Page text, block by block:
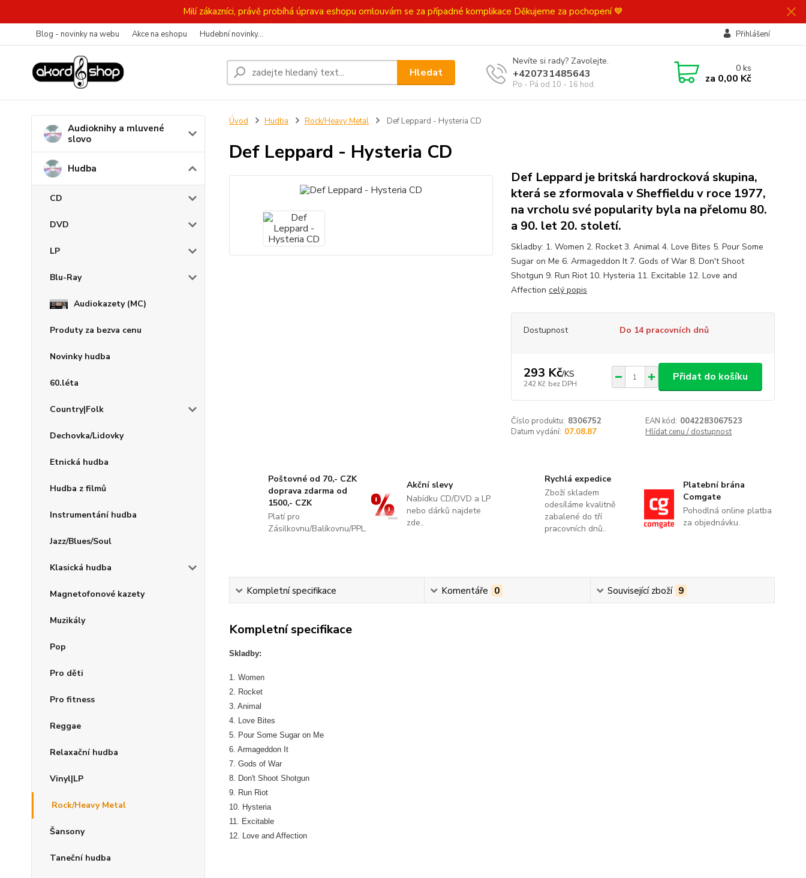
Milí zákazníci, právě probíhá úprava eshopu omlouvám se za případné komplikace Děkujeme za pochopení 💙
Blog - novinky na webu Akce na eshopu Hudební novinky... Přihlášení
Hledat
Nevíte si rady? Zavolejte.
+420731485643
Po - Pá od 10 - 16 hod.
0ks
za 0,00 Kč
Audioknihy a mluvené
slovo
Hudba
CD
DVD
LP
Blu-Ray
Audiokazety (MC)
Produty za bezva cenu
Novinky hudba
60.léta
Country|Folk
Dechovka/Lidovky
Etnická hudba
Hudba z filmů
Instrumentání hudba
Jazz/Blues/Soul
Klasická hudba
Magnetofonové kazety
Muzikály
Pop
Pro děti
Pro fitness
Reggae
Relaxační hudba
Vinyl|LP
Rock/Heavy Metal
Šansony
Taneční hudba
Úvod Hudba Rock/Heavy Metal Def Leppard - Hysteria CD
Def Leppard - Hysteria CD
Def Leppard je britská hardrocková skupina,
která se zformovala v Sheffieldu v roce 1977,
na vrcholu své popularity byla na přelomu 80.
a 90. let 20. století.
Skladby: 1. Women 2. Rocket 3. Animal 4. Love Bites 5. Pour Some
Sugar on Me 6. Armageddon It 7. Gods of War 8. Don't Shoot
Shotgun 9. Run Riot 10. Hysteria 11. Excitable 12. Love and
Affection celý popis
Dostupnost Do 14 pracovních dnů
293 Kč/KS
242 Kč bez DPH
Přidat do košíku
Číslo produktu: 8306752 EAN kód: 0042283067523
Datum vydání: 07.08.87 Hlídat cenu / dostupnost
Poštovné od 70,- CZK
doprava zdarma od
1500,- CZK
Platí pro
Zásilkovnu/Balíkovnu/PPL.
Akční slevy
Nabídku CD/DVD a LP
nebo dárků najdete
zde..
Rychlá expedice
Zboží skladem
odesíláme kvalitně
zabalené do tří
pracovních dnů..
Platební brána
Comgate
Pohodlná online platba
za objednávku.
Kompletní specifikace Komentáře 0 Související zboží 9
Kompletní specifikace
Skladby:
1. Women
2. Rocket
3. Animal
4. Love Bites
5. Pour Some Sugar on Me
6. Armageddon It
7. Gods of War
8. Don't Shoot Shotgun
9. Run Riot
10. Hysteria
11. Excitable
12. Love and Affection